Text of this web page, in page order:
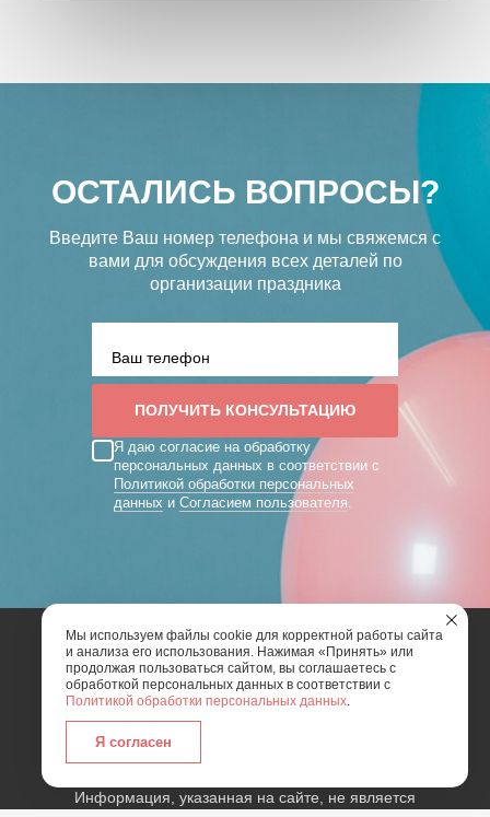
ОСТАЛИСЬ ВОПРОСЫ?
Введите Ваш номер телефона и мы свяжемся с
вами для обсуждения всех деталей по
организации праздника
Я даю согласие на обработку
персональных данных в соответствии с
Политикой обработки персональных
данных и Согласием пользователя
2026 | Art Mix Show - творческая группа
Согласие пользователя сайта на обработку
персональных данных
Информация, указанная на сайте, не является
Мы используем файлы cookie для корректной работы сайта
и анализа его использования. Нажимая «Принять» или
продолжая пользоваться сайтом, вы соглашаетесь с
обработкой персональных данных в соответствии с
Политикой обработки персональных данных.
Я согласен